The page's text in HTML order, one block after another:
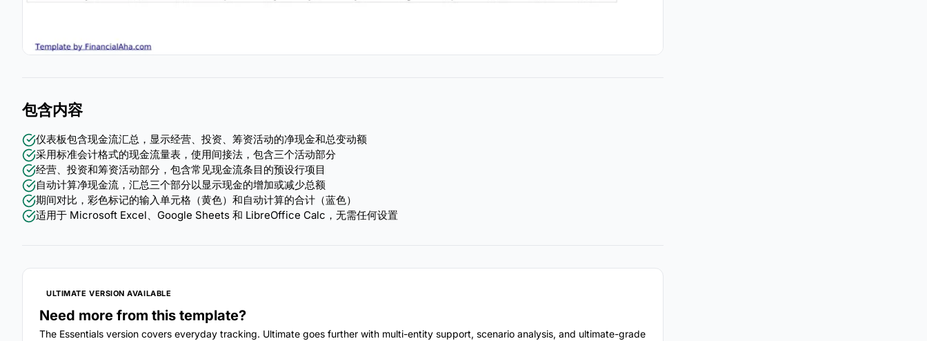
包含内容
仪表板包含现金流汇总，显示经营、投资、筹资活动的净现金和总变动额
采用标准会计格式的现金流量表，使用间接法，包含三个活动部分
经营、投资和筹资活动部分，包含常见现金流条目的预设行项目
自动计算净现金流，汇总三个部分以显示现金的增加或减少总额
期间对比，彩色标记的输入单元格（黄色）和自动计算的合计（蓝色）
适用于 Microsoft Excel、Google Sheets 和 LibreOffice Calc，无需任何设置
ULTIMATE VERSION AVAILABLE
Need more from this template?
The Essentials version covers everyday tracking. Ultimate goes further with multi-entity support, scenario analysis, and ultimate-grade